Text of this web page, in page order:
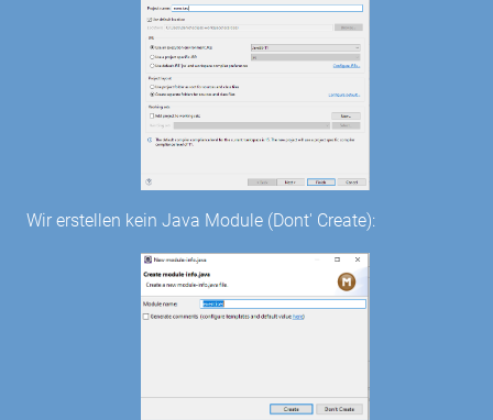
Wir erstellen kein Java Module (Dont' Create):